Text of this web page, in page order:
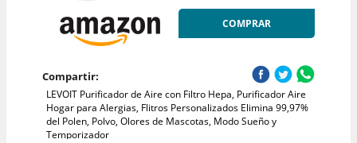
COMPRAR
Compartir:
LEVOIT Purificador de Aire con Filtro Hepa, Purificador Aire
Hogar para Alergias, Flitros Personalizados Elimina 99,97%
del Polen, Polvo, Olores de Mascotas, Modo Sueño y
Temporizador